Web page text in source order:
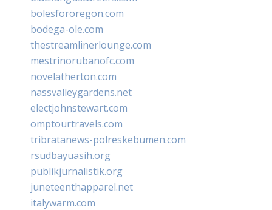
bolesfororegon.com
bodega-ole.com
thestreamlinerlounge.com
mestrinorubanofc.com
novelatherton.com
nassvalleygardens.net
electjohnstewart.com
omptourtravels.com
tribratanews-polreskebumen.com
rsudbayuasih.org
publikjurnalistik.org
juneteenthapparel.net
italywarm.com